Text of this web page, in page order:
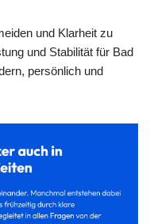
und Klarheit zu
und Stabilität für Bad
persönlich und